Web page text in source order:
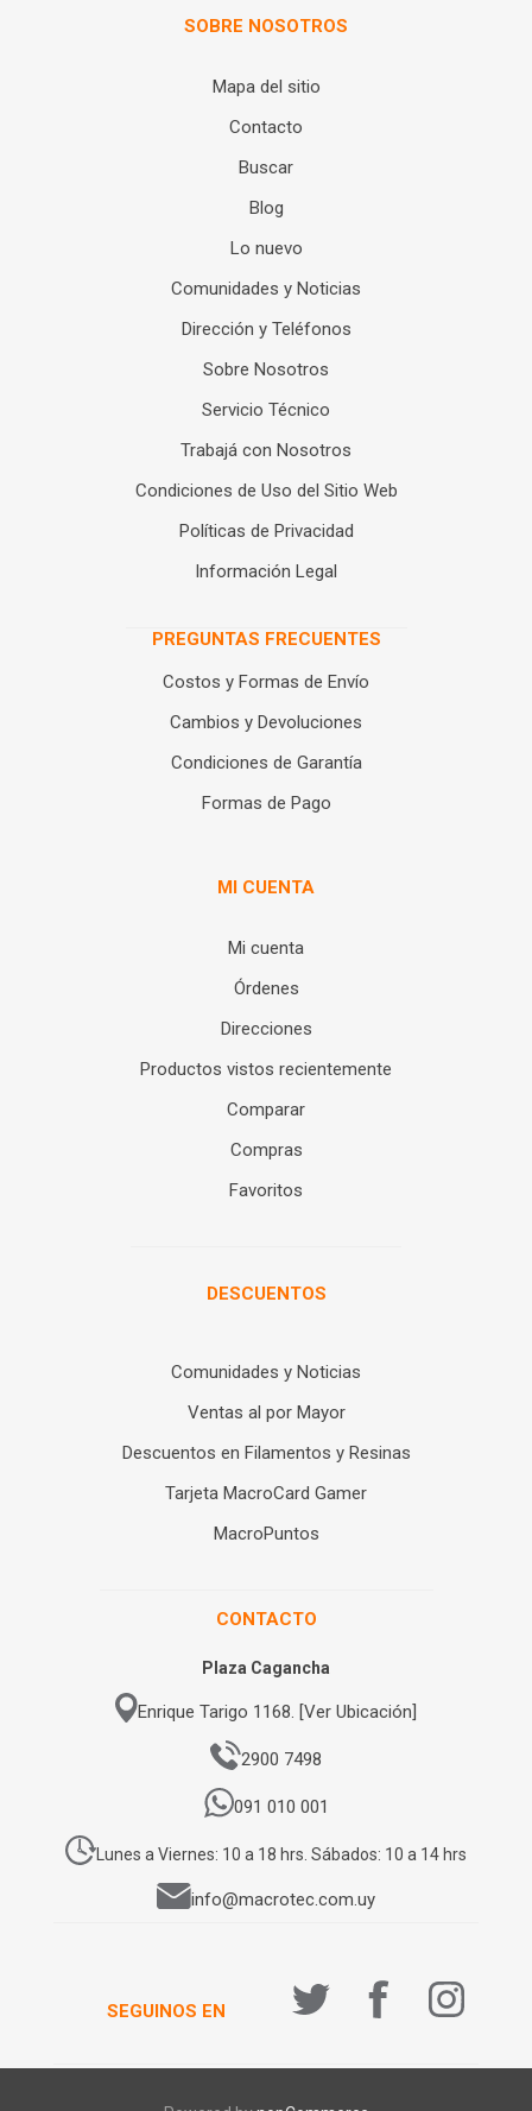
SOBRE NOSOTROS
Mapa del sitio
Contacto
Buscar
Blog
Lo nuevo
Comunidades y Noticias
Dirección y Teléfonos
Sobre Nosotros
Servicio Técnico
Trabajá con Nosotros
Condiciones de Uso del Sitio Web
Políticas de Privacidad
Información Legal
PREGUNTAS FRECUENTES
Costos y Formas de Envío
Cambios y Devoluciones
Condiciones de Garantía
Formas de Pago
MI CUENTA
Mi cuenta
Órdenes
Direcciones
Productos vistos recientemente
Comparar
Compras
Favoritos
DESCUENTOS
Comunidades y Noticias
Ventas al por Mayor
Descuentos en Filamentos y Resinas
Tarjeta MacroCard Gamer
MacroPuntos
CONTACTO
Plaza Cagancha
Enrique Tarigo 1168. [Ver Ubicación]
2900 7498
091 010 001
Lunes a Viernes: 10 a 18 hrs. Sábados: 10 a 14 hrs
info@macrotec.com.uy
SEGUINOS EN